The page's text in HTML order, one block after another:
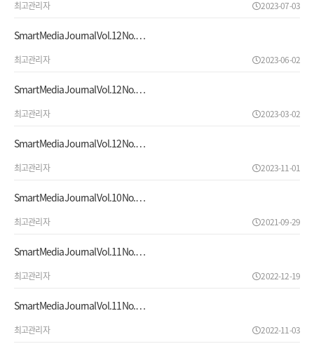
최고관리자 2023-07-03
Smart Media Journal Vol.12 No.…
최고관리자 2023-06-02
Smart Media Journal Vol.12 No.…
최고관리자 2023-03-02
Smart Media Journal Vol.12 No.…
최고관리자 2023-11-01
Smart Media Journal Vol.10 No.…
최고관리자 2021-09-29
Smart Media Journal Vol.11 No.…
최고관리자 2022-12-19
Smart Media Journal Vol.11 No.…
최고관리자 2022-11-03